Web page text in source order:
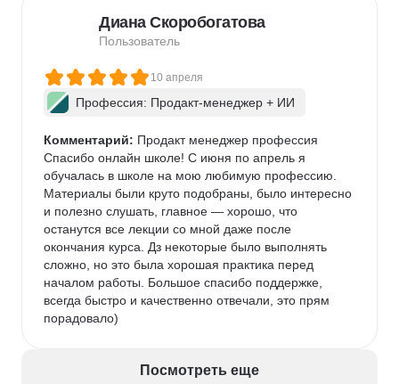
Диана Скоробогатова
Пользователь
10 апреля
Профессия: Продакт-менеджер + ИИ
Комментарий: Продакт менеджер профессия
Спасибо онлайн школе! С июня по апрель я
обучалась в школе на мою любимую профессию.
Материалы были круто подобраны, было интересно
и полезно слушать, главное — хорошо, что
останутся все лекции со мной даже после
окончания курса. Дз некоторые было выполнять
сложно, но это была хорошая практика перед
началом работы. Большое спасибо поддержке,
всегда быстро и качественно отвечали, это прям
порадовало)
Посмотреть еще